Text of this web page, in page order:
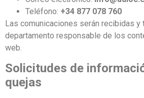
Teléfono: +34 877 078 760
Las comunicaciones serán recibidas y
departamento responsable de los
web.
Solicitudes de
quejas